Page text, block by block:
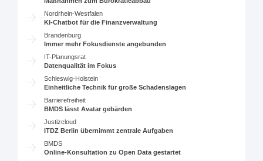
Nordrhein-Westfalen
KI-Chatbot für die Finanzverwaltung
Brandenburg
Immer mehr Fokusdienste angebunden
IT-Planungsrat
Datenqualität im Fokus
Schleswig-Holstein
Einheitliche Technik für große Schadenslagen
Barrierefreiheit
BMDS lässt Avatar gebärden
Justizcloud
ITDZ Berlin übernimmt zentrale Aufgaben
BMDS
Online-Konsultation zu Open Data gestartet